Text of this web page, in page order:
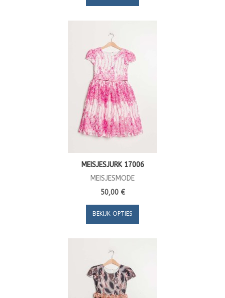
MEISJESJURK 17006
MEISJESMODE
50,00 €
BEKIJK OPTIES